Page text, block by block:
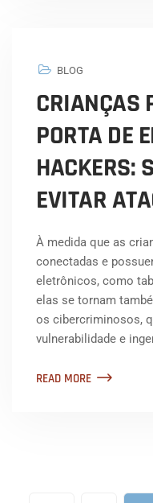
BLOG
CRIANÇAS
PORTA DE
HACKERS:
EVITAR
À medida que as
conectadas e
eletrônicos, como
elas se tornam
os cibercriminosos,
vulnerabilidade e
READ MORE